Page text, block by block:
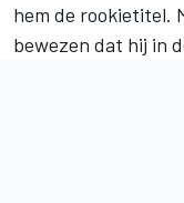
hem de rookietitel.
bewezen dat hij in